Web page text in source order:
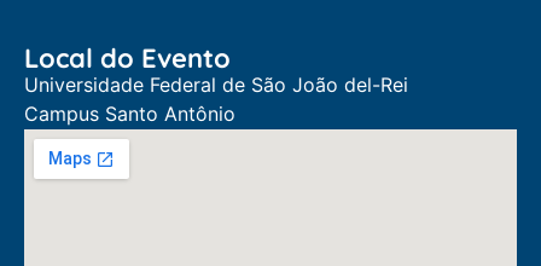
Local do Evento
Universidade Federal de São João del-Rei
Campus Santo Antônio